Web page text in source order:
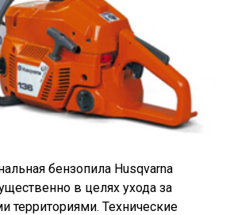
бензопила Husqvarna
в целях ухода за
Технические